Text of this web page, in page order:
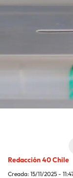
Redacción 40 Chile
Creada: 15/11/2025 -